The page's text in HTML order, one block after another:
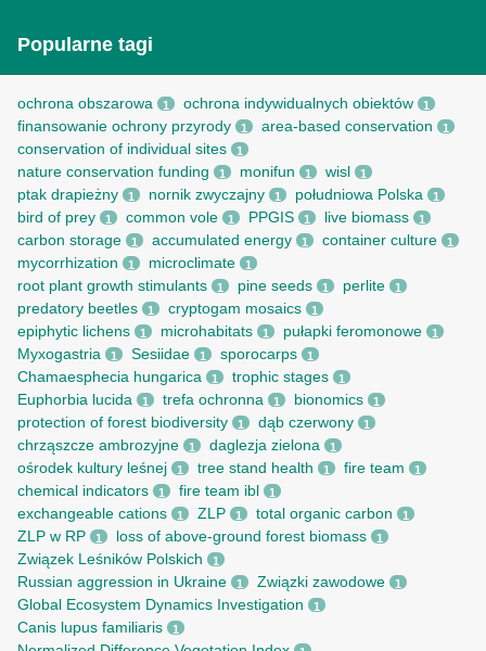
Popularne tagi
ochrona obszarowa 1 ochrona indywidualnych obiektów 1
finansowanie ochrony przyrody 1 area-based conservation 1
conservation of individual sites 1
nature conservation funding 1 monifun 1 wisl 1
ptak drapieżny 1 nornik zwyczajny 1 południowa Polska 1
bird of prey 1 common vole 1 PPGIS 1 live biomass 1
carbon storage 1 accumulated energy 1 container culture 1
mycorrhization 1 microclimate 1
root рlant growth stimulants 1 pine seeds 1 perlite 1
predatory beetles 1 cryptogam mosaics 1
epiphytic lichens 1 microhabitats 1 pułapki feromonowe 1
Myxogastria 1 Sesiidae 1 sporocarps 1
Chamaesphecia hungarica 1 trophic stages 1
Euphorbia lucida 1 trefa ochronna 1 bionomics 1
protection of forest biodiversity 1 dąb czerwony 1
chrząszcze ambrozyjne 1 daglezja zielona 1
ośrodek kultury leśnej 1 tree stand health 1 fire team 1
chemical indicators 1 fire team ibl 1
exchangeable cations 1 ZLP 1 total organic carbon 1
ZLP w RP 1 loss of above-ground forest biomass 1
Związek Leśników Polskich 1
Russian aggression in Ukraine 1 Związki zawodowe 1
Global Ecosystem Dynamics Investigation 1
Canis lupus familiaris 1